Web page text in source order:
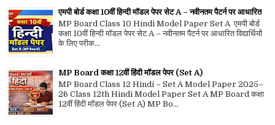
एमपी बोर्ड कक्षा 10वीं हिन्दी मॉडल पेपर सेट A – नवीनतम पैटर्न पर आधारित
MP Board Class 10 Hindi Model Paper Set A एमपी बोर्ड
कक्षा 10वीं हिन्दी मॉडल पेपर सेट A – नवीनतम पैटर्न पर आधारित विद्यार्थियों
के लिए परीक...
MP Board कक्षा 12वीं हिंदी मॉडल पेपर (Set A)
MP Board Class 12 Hindi – Set A Model Paper 2025–
26 Class 12th Hindi Model Paper Set A MP Board कक्षा
12वीं हिंदी मॉडल पेपर (Set A) MP Bo...